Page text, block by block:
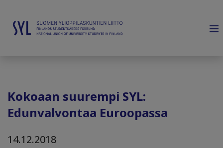
Kokoaan suurempi SYL:
Edunvalvontaa Euroopassa
14.12.2018